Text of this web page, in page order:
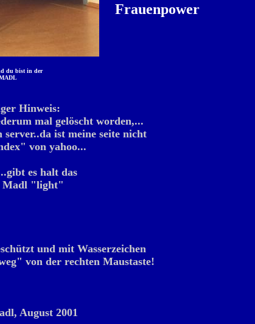
Frauenpower
du bist in der
Hinweis:
mal gelöscht worden,...
ist meine seite nicht
von yahoo...
es halt das
Madl "light"
und mit Wasserzeichen
von der rechten Maustaste!
August 2001